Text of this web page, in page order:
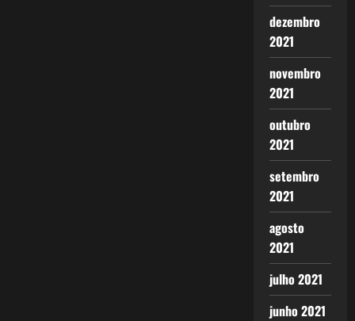
dezembro
2021
novembro
2021
outubro
2021
setembro
2021
agosto
2021
julho 2021
junho 2021